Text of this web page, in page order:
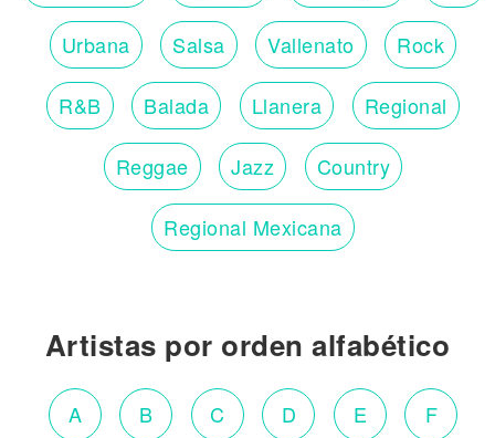
Urbana Salsa Vallenato Rock
R&B Balada Llanera Regional
Reggae Jazz Country
Regional Mexicana
Artistas por orden alfabético
A B C D E F